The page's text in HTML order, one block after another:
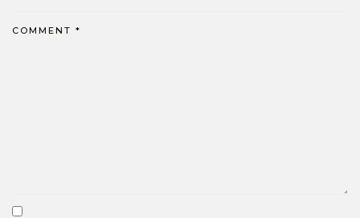
COMMENT *